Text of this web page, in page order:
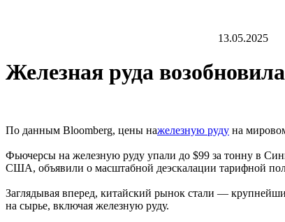
13.05.2025
Железная руда
По данным Bloomberg, цены нажелезную руду на
Фьючерсы на железную руду упали до $99 за тонну в
США, объявили о масштабной деэскалации тарифной
Заглядывая вперед, китайский рынок стали —
на сырье, включая железную руду.